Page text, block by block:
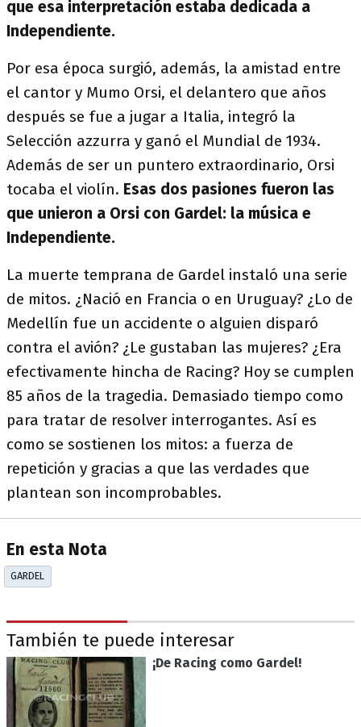
que esa interpretación estaba dedicada a
Independiente.
Por esa época surgió, además, la amistad entre
el cantor y Mumo Orsi, el delantero que años
después se fue a jugar a Italia, integró la
Selección azzurra y ganó el Mundial de 1934.
Además de ser un puntero extraordinario, Orsi
tocaba el violín. Esas dos pasiones fueron las
que unieron a Orsi con Gardel: la música e
Independiente.
La muerte temprana de Gardel instaló una serie
de mitos. ¿Nació en Francia o en Uruguay? ¿Lo de
Medellín fue un accidente o alguien disparó
contra el avión? ¿Le gustaban las mujeres? ¿Era
efectivamente hincha de Racing? Hoy se cumplen
85 años de la tragedia. Demasiado tiempo como
para tratar de resolver interrogantes. Así es
como se sostienen los mitos: a fuerza de
repetición y gracias a que las verdades que
plantean son incomprobables.
En esta Nota
GARDEL
También te puede interesar
¡De Racing como Gardel!